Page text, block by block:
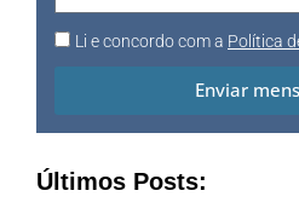
Li e concordo com a Política
Enviar
Últimos Posts: